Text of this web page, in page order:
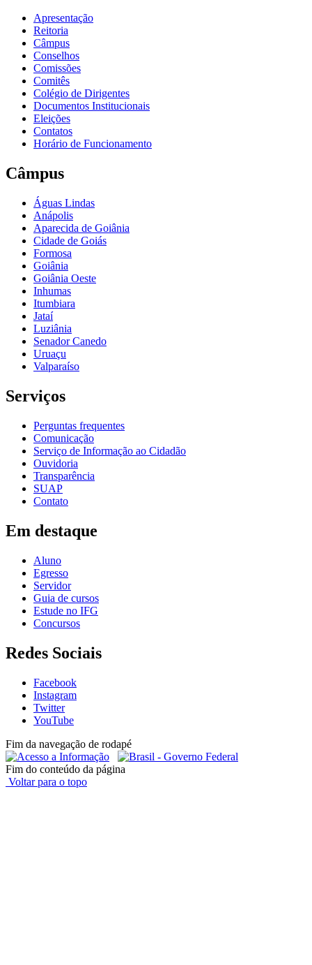
Apresentação
Reitoria
Câmpus
Conselhos
Comissões
Comitês
Colégio de Dirigentes
Documentos Institucionais
Eleições
Contatos
Horário de Funcionamento
Câmpus
Águas Lindas
Anápolis
Aparecida de Goiânia
Cidade de Goiás
Formosa
Goiânia
Goiânia Oeste
Inhumas
Itumbiara
Jataí
Luziânia
Senador Canedo
Uruaçu
Valparaíso
Serviços
Perguntas frequentes
Comunicação
Serviço de Informação ao Cidadão
Ouvidoria
Transparência
SUAP
Contato
Em destaque
Aluno
Egresso
Servidor
Guia de cursos
Estude no IFG
Concursos
Redes Sociais
Facebook
Instagram
Twitter
YouTube
Fim da navegação de rodapé
Fim do conteúdo da página
Voltar para o topo